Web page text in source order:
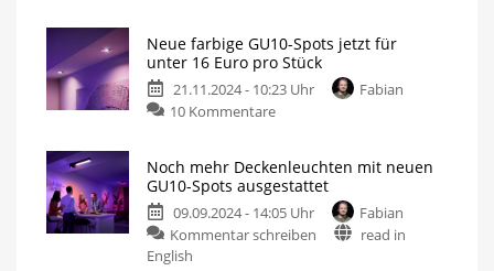
Jetzt
Gutschein
aktivieren
Umrüsten:
Neue
GU10-
Prozent
günstiger
Verbesserte
Ambiance
Neue farbige GU10-Spots jetzt für
unter 16 Euro pro Stück
21.11.2024 - 10:23 Uhr
Fabian
10 Kommentarezu
GU10-
Spots
jetzt
für
Noch mehr Deckenleuchten mit neuen
GU10-Spots ausgestattet
09.09.2024 - 14:05 Uhr
Fabian
Kommentar schreiben
zu
read in
English